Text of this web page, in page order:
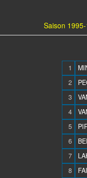
Saison
1
2
3
4
5
6
7
8